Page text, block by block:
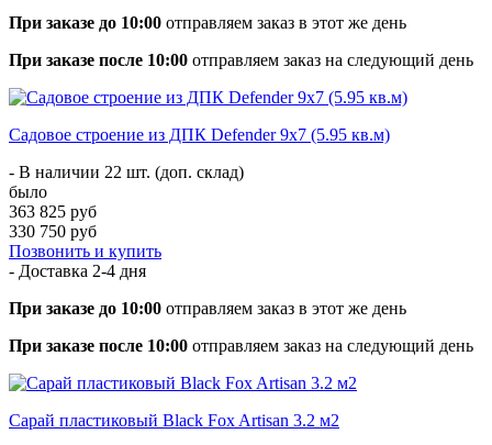
При заказе до 10:00 отправляем заказ в этот же день
При заказе после 10:00 отправляем заказ на следующий день
Садовое строение из ДПК Defender 9х7 (5.95 кв.м)
- В наличии 22 шт. (доп. склад)
было
363 825 руб
330 750 руб
Позвонить и купить
- Доставка 2-4 дня
При заказе до 10:00 отправляем заказ в этот же день
При заказе после 10:00 отправляем заказ на следующий день
Сарай пластиковый Black Fox Artisan 3.2 м2